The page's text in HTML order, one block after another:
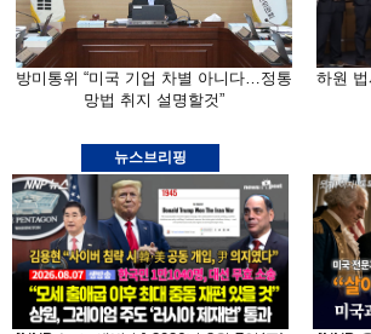
방미통위 “미국 기업 차별 아니다…정통
망법 취지 설명할것”
하원
뉴스브리핑